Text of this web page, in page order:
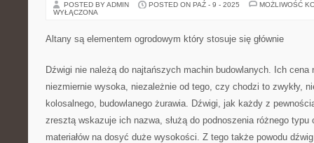
POSTED BY ADMIN POSTED ON PAŹ - 9 - 2025
MOŻLIWOŚĆ
WYŁĄCZONA
Altany są elementem ogrodowym który stosuje się głównie
Dźwigi nie należą do najtańszych machin budowlanych. Ich cena
niezmiernie wysoka, niezależnie od tego, czy chodzi to zwykły,
kolosalnego, budowlanego żurawia. Dźwigi, jak każdy z
zresztą wskazuje ich nazwa, służą do podnoszenia różnego
materiałów na dosyć duże wysokości. Z tego także powodu